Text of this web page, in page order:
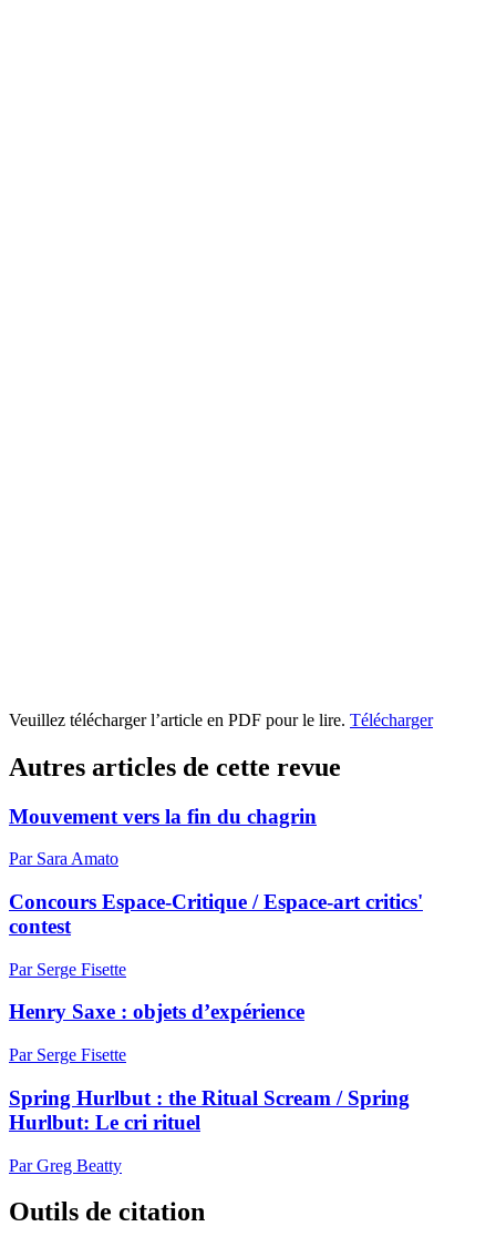
Veuillez télécharger l’article en PDF pour le lire. Télécharger
Autres articles de cette revue
Mouvement vers la fin du chagrin
Par Sara Amato
Concours Espace-Critique / Espace-art critics'
contest
Par Serge Fisette
Henry Saxe : objets d’expérience
Par Serge Fisette
Spring Hurlbut : the Ritual Scream / Spring
Hurlbut: Le cri rituel
Par Greg Beatty
Outils de citation